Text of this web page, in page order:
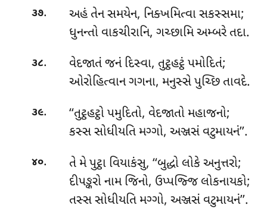
૩૭. અહં તેન સમયેન, નિક્ખમિત્વા સકસ્સમા;
ધુનન્તો વાકચીરાનિ, ગચ્છામિ અમ્બરે તદા.
૩૮.
વેદજાતં જનં દિસ્વા, તુટ્ઠહટ્ઠં પમોદિતં;
ઓરોહિત્વાન ગગના, મનુસ્સે પુચ્છિ તાવદે.
૩૯.
‘‘તુટ્ઠહટ્ઠો પમુદિતો, વેદજાતો મહાજનો;
કસ્સ સોધીયતિ મગ્ગો, અઞ્જસં વટુમાયનં’’.
૪૦.
તે મે પુટ્ઠા વિયાકંસુ, ‘‘બુદ્ધો લોકે અનુત્તરો;
દીપઙ્કરો નામ જિનો, ઉપ્પજ્જિ લોકનાયકો;
તસ્સ સોધીયતિ મગ્ગો, અઞ્જસં વટુમાયનં’’.